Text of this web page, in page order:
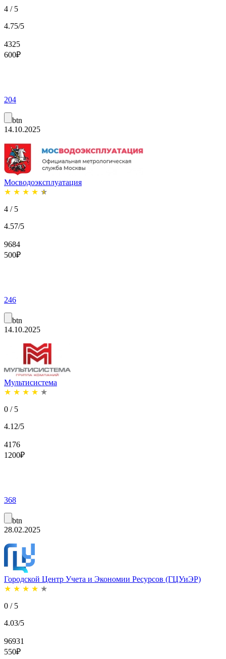
4 / 5
4.75/5
4325
600₽
204
btn
14.10.2025
Мосводоэксплуатация
★ ★ ★ ★ ★
4 / 5
4.57/5
9684
500₽
246
btn
14.10.2025
Мультисистема
★ ★ ★ ★ ★
0 / 5
4.12/5
4176
1200₽
368
btn
28.02.2025
Городской Центр Учета и Экономии Ресурсов (ГЦУиЭР)
★ ★ ★ ★ ★
0 / 5
4.03/5
96931
550₽